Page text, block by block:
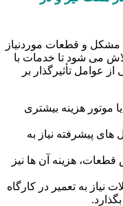
مشکل و قطعات موردنیاز
می شود تا خدمات با
از عوامل تأثیرگذار بر
موتور هزینه بیشتری
های پیشرفته نیاز به
هزینه آن ها نیز
نیاز به تعمیر در کارگاه